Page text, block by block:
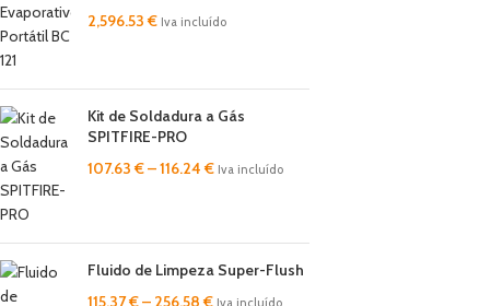
2,596.53€ Iva incluído
Kit de Soldadura a Gás
SPITFIRE-PRO
107.63€–116.24€ Iva incluído
Fluido de Limpeza Super-Flush
115.37€– 256.58€ Iva incluído